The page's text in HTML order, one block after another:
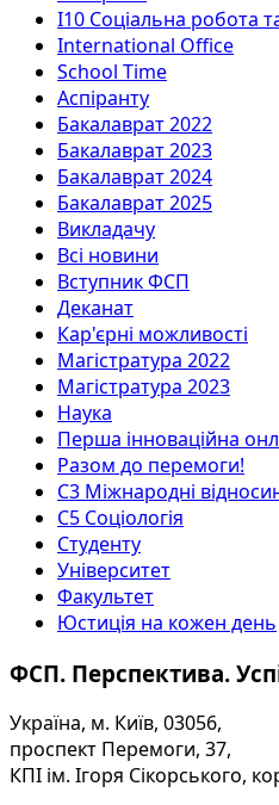
I10 Соціальна робота
International Office
School Time
Аспіранту
Бакалаврат 2022
Бакалаврат 2023
Бакалаврат 2024
Бакалаврат 2025
Викладачу
Всі новини
Вступник ФСП
Деканат
Кар'єрні можливості
Магістратура 2022
Магістратура 2023
Наука
Перша інноваційна
Разом до перемоги!
С3 Міжнародні
С5 Соціологія
Студенту
Університет
Факультет
Юстиція на кожен день
ФСП. Перспектива.
Україна, м. Київ, 03056,
проспект Перемоги, 37,
КПІ ім. Ігоря Сікорського,